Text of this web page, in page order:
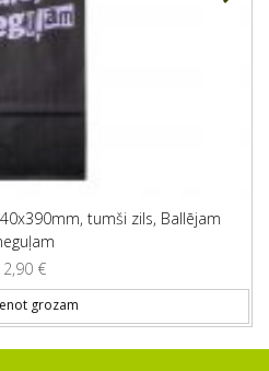
tumši zils, Ballējam
2,90 €
grozam